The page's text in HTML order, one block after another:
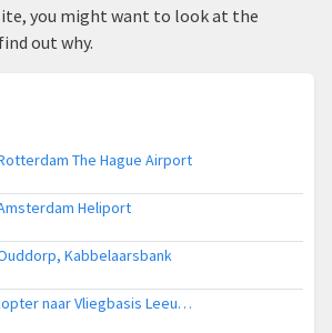
you might want to look at the
out why.
The Hague Airport
Heliport
Kabbelaarsbank
Ambulancehelikopter naar Vliegbasis Leeuwarden